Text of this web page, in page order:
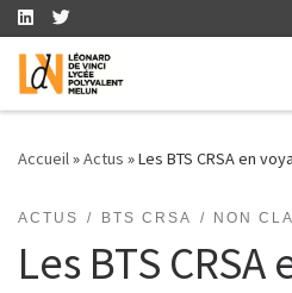
Skip to content
Accueil»Actus »Les BTS CRSA en
ACTUS BTS CRSA NON
Les BTS